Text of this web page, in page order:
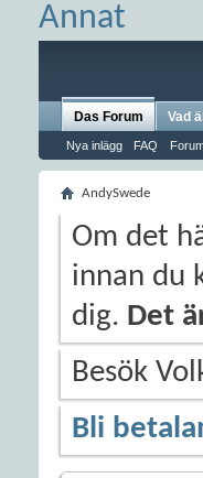
Annat
Das Forum
Nya inlägg FAQ
Vad
AndySwede
Om det
innan du
dig. Det
Besök
Bli